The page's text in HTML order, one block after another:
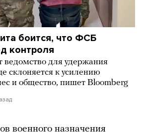
боится, что ФСБ
контроля
ведомство для удержания
склоняется к усилению
и общество, пишет Bloomberg
военного назначения